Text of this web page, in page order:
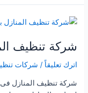
المنازل
فى
البرك
شركة تنظيف
اترك تعليقاً / شركات